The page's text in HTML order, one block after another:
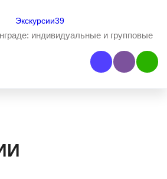
индивидуальные и групповые
Наш ViberНаш